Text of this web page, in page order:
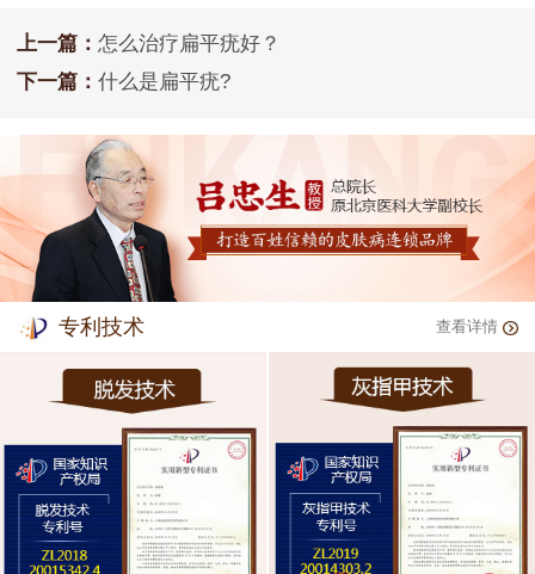
上一篇： 怎么治疗扁平疣好？
下一篇： 什么是扁平疣?
专利技术 查看详情